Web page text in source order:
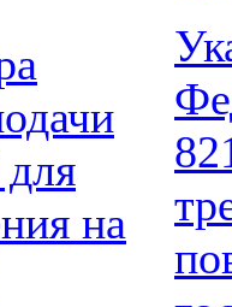
для
на